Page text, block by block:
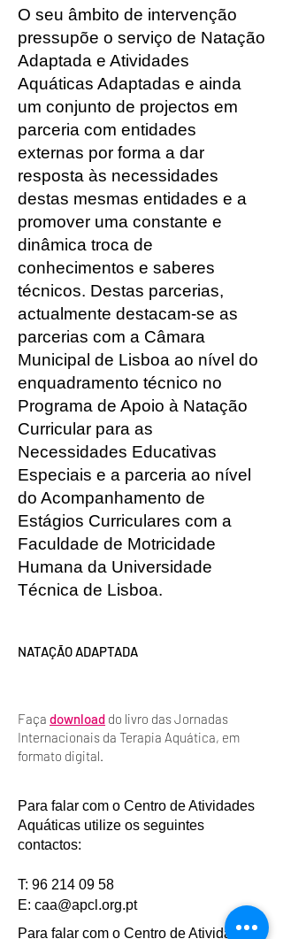
O seu âmbito de intervenção
pressupõe o serviço de Natação
Adaptada e Atividades
Aquáticas Adaptadas e ainda
um conjunto de projectos em
parceria com entidades
externas por forma a dar
resposta às necessidades
destas mesmas entidades e a
promover uma constante e
dinâmica troca de
conhecimentos e saberes
técnicos. Destas parcerias,
actualmente destacam-se as
parcerias com a Câmara
Municipal de Lisboa ao nível do
enquadramento técnico no
Programa de Apoio à Natação
Curricular para as
Necessidades Educativas
Especiais e a parceria ao nível
do Acompanhamento de
Estágios Curriculares com a
Faculdade de Motricidade
Humana da Universidade
Técnica de Lisboa.
NATAÇÃO ADAPTADA
Faça download do livro das Jornadas
Internacionais da Terapia Aquática, em
formato digital.
Para falar com o Centro de Atividades
Aquáticas utilize os seguintes
contactos:
T: 96 214 09 58
E: caa@apcl.org.pt
Para falar com o Centro de Atividades